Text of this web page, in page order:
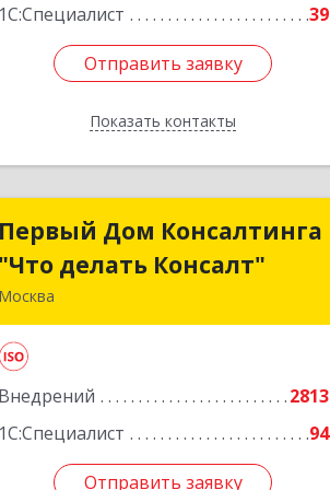
1С:Специалист
39
Отправить заявку
Показать контакты
Отправить заявку
Назад
Первый Дом Консалтинга
"Что делать Консалт"
Москва
Внедрений
2813
1С:Специалист
94
Отправить заявку
Первый Дом Консалтинга
"Что делать Консалт"
Подробнее
Отправить заявку